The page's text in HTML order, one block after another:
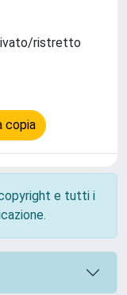
ristretto
copia
e tutti i